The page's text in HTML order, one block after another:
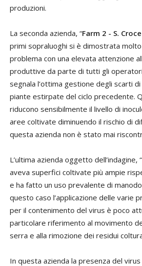
produzioni.
La seconda azienda, “Farm 2 - S.
primi sopraluoghi si è dimostrata
problema con una elevata attenzione
produttive da parte di tutti gli
segnala l’ottima gestione degli scarti
piante estirpate del ciclo precedente.
riducono sensibilmente il livello di
aree coltivate diminuendo il rischio di
questa azienda non è stato mai
L’ultima azienda oggetto dell’indagine, “
aveva superfici coltivate più ampie
e ha fatto un uso prevalente di
questo caso l’applicazione delle varie
per il contenimento del virus è poco
particolare riferimento al movimento
serra e alla rimozione dei residui
In questa azienda la presenza del